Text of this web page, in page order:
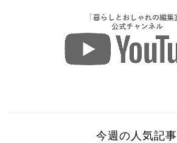
今週の人気記事